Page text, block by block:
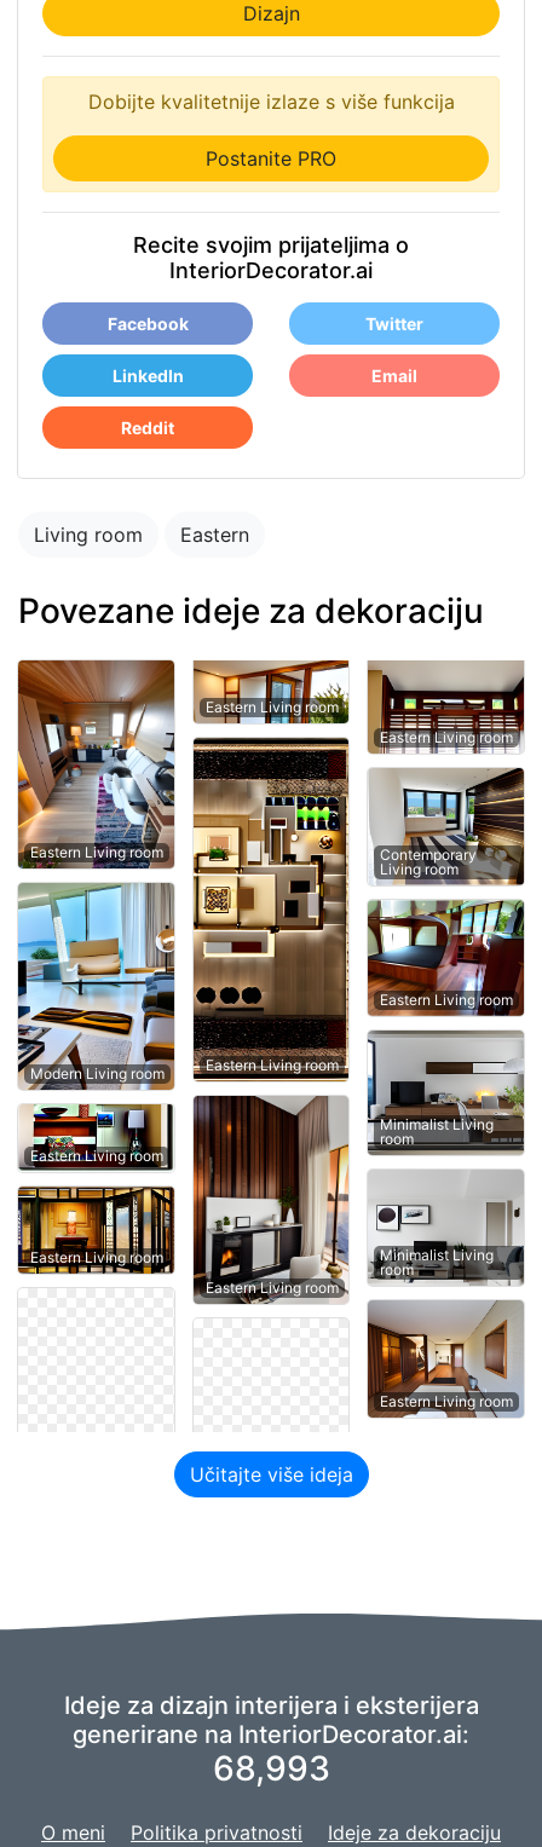
Dizajn
Dobijte kvalitetnije izlaze s više funkcija
Postanite PRO
Recite svojim prijateljima o
InteriorDecorator.ai
Facebook Twitter
LinkedIn Email
Reddit
Living room Eastern
Povezane ideje za dekoraciju
Eastern Living room
Modern Living room
Eastern Living room
Eastern Living room
Eastern Living room
Eastern Living room
Eastern Living room
Eastern Living room
Contemporary
Living room
Eastern Living room
Minimalist Living
room
Minimalist Living
room
Eastern Living room
Učitajte više ideja
Ideje za dizajn interijera i eksterijera
generirane na InteriorDecorator.ai:
68,993
O meni Politika privatnosti Ideje za dekoraciju